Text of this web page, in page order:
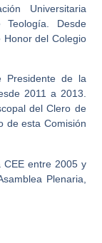
Universitaria
Desde
del Colegio
Presidente de la
2011 a 2013.
del Clero de
de esta Comisión
CEE entre 2005 y
Plenaria,